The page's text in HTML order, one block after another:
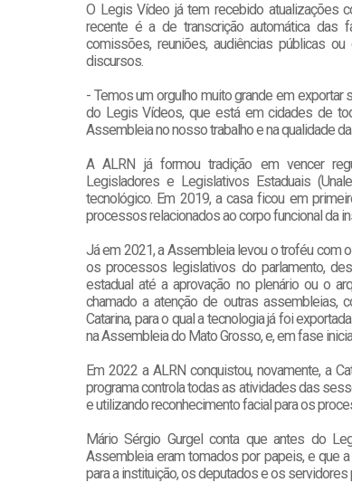
O Legis Vídeo já tem recebido atualizações
recente é a de transcrição automática das
comissões, reuniões, audiências públicas
discursos.
- Temos um orgulho muito grande em
do Legis Vídeos, que está em cidades de
Assembleia no nosso trabalho e na qualidade
A ALRN já formou tradição em vencer
Legisladores e Legislativos Estaduais
tecnológico. Em 2019, a casa ficou em
processos relacionados ao corpo funcional da
Já em 2021, a Assembleia levou o troféu com
os processos legislativos do parlamento,
estadual até a aprovação no plenário ou o
chamado a atenção de outras assembleias,
Catarina, para o qual a tecnologia já foi
na Assembleia do Mato Grosso, e, em fase
Em 2022 a ALRN conquistou, novamente, a
programa controla todas as atividades das
e utilizando reconhecimento facial para os
Mário Sérgio Gurgel conta que antes do
Assembleia eram tomados por papeis, e que
para a instituição, os deputados e os servidores